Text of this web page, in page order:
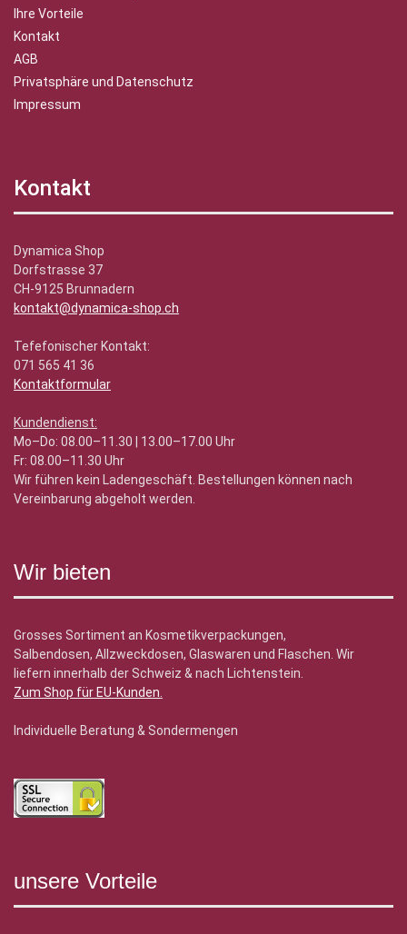
Ihre Vorteile
Kontakt
AGB
Privatsphäre und Datenschutz
Impressum
Kontakt
Dynamica Shop
Dorfstrasse 37
CH-9125 Brunnadern
kontakt@dynamica-shop.ch
Tefefonischer Kontakt:
071 565 41 36
Kontaktformular
Kundendienst:
Mo–Do: 08.00–11.30 | 13.00–17.00 Uhr
Fr: 08.00–11.30 Uhr
Wir führen kein Ladengeschäft. Bestellungen können nach
Vereinbarung abgeholt werden.
Wir bieten
Grosses Sortiment an Kosmetikverpackungen,
Salbendosen, Allzweckdosen, Glaswaren und Flaschen. Wir
liefern innerhalb der Schweiz & nach Lichtenstein.
Zum Shop für EU-Kunden.
Individuelle Beratung & Sondermengen
unsere Vorteile